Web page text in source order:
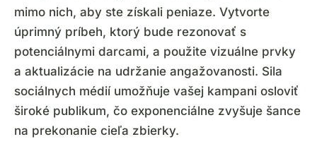
mimo nich, aby ste získali peniaze. Vytvorte
úprimný príbeh, ktorý bude rezonovať s
potenciálnymi darcami, a použite vizuálne prvky
a aktualizácie na udržanie angažovanosti. Sila
sociálnych médií umožňuje vašej kampani osloviť
široké publikum, čo exponenciálne zvyšuje šance
na prekonanie cieľa zbierky.